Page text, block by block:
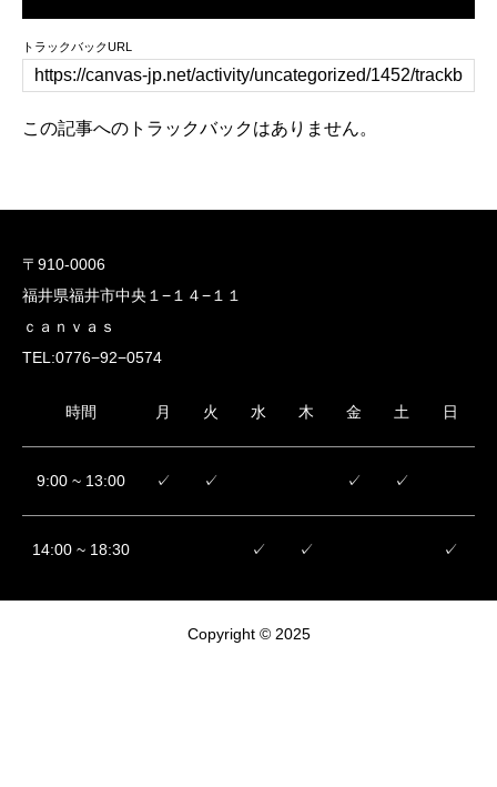
トラックバックURL
この記事へのトラックバックはありません。
〒910-0006
福井県福井市中央１−１４−１１
ｃａｎｖａｓ
TEL:0776−92−0574
時間 月 火 水 木 金 土 日
9:00 ~ 13:00 ✓ ✓ ✓ ✓
14:00 ~ 18:30 ✓ ✓ ✓
Copyright © 2025